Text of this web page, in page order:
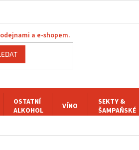
a e-shopem.
OSTATNÍ
ALKOHOL
VÍNO
SEKTY &
ŠAMPAŇSKÉ